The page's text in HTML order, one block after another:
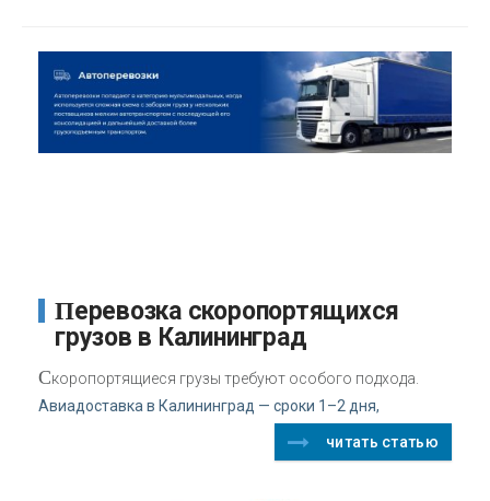
Перевозка скоропортящихся
грузов в Калининград
Скоропортящиеся грузы требуют особого подхода.
Авиадоставка в Калининград — сроки 1–2 дня,
читать статью